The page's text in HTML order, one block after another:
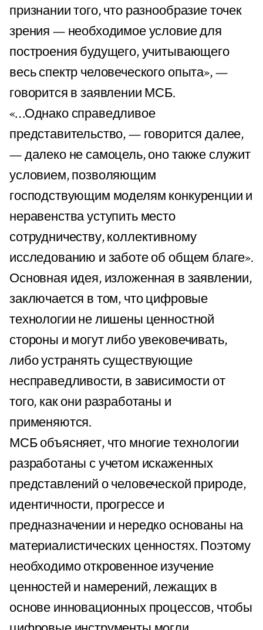
признании того, что разнообразие точек
зрения — необходимое условие для
построения будущего, учитывающего
весь спектр человеческого опыта», —
говорится в заявлении МСБ.
«…Однако справедливое
представительство, — говорится далее,
— далеко не самоцель, оно также служит
условием, позволяющим
господствующим моделям конкуренции и
неравенства уступить место
сотрудничеству, коллективному
исследованию и заботе об общем благе».
Основная идея, изложенная в заявлении,
заключается в том, что цифровые
технологии не лишены ценностной
стороны и могут либо увековечивать,
либо устранять существующие
несправедливости, в зависимости от
того, как они разработаны и
применяются.
МСБ объясняет, что многие технологии
разработаны с учетом искаженных
представлений о человеческой природе,
идентичности, прогрессе и
предназначении и нередко основаны на
материалистических ценностях. Поэтому
необходимо откровенное изучение
ценностей и намерений, лежащих в
основе инновационных процессов, чтобы